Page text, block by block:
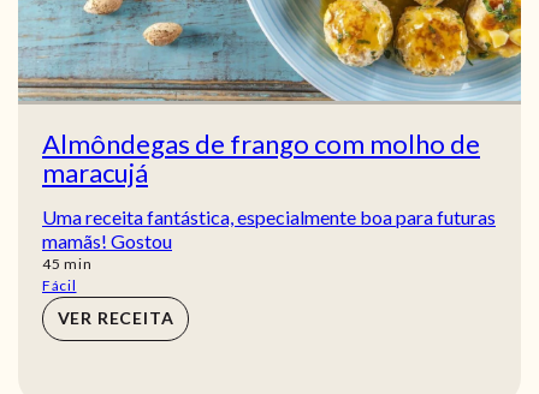
Almôndegas de frango com molho de
maracujá
Uma receita fantástica, especialmente boa para futuras
mamãs! Gostou
45 min
min
Fácil
VER RECEITA